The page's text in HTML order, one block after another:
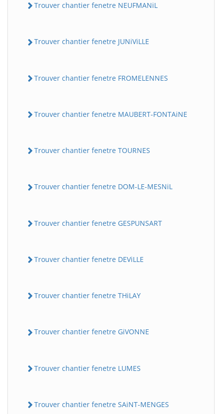
Trouver chantier fenetre NEUFMANiL
Trouver chantier fenetre JUNiViLLE
Trouver chantier fenetre FROMELENNES
Trouver chantier fenetre MAUBERT-FONTAiNE
Trouver chantier fenetre TOURNES
Trouver chantier fenetre DOM-LE-MESNiL
Trouver chantier fenetre GESPUNSART
Trouver chantier fenetre DEViLLE
Trouver chantier fenetre THiLAY
Trouver chantier fenetre GiVONNE
Trouver chantier fenetre LUMES
Trouver chantier fenetre SAiNT-MENGES